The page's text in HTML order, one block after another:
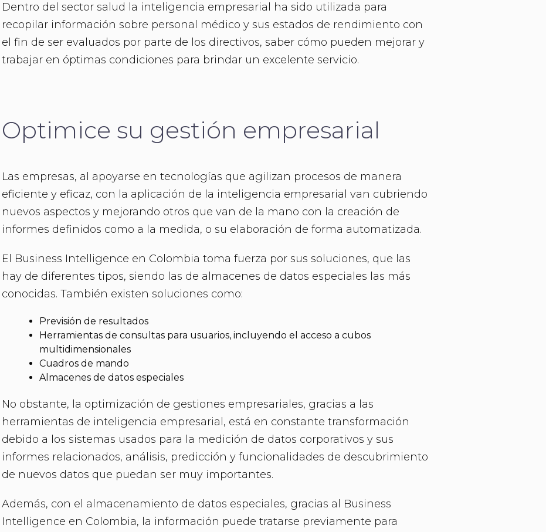
Dentro del sector salud la inteligencia empresarial ha sido utilizada para
recopilar información sobre personal médico y sus estados de rendimiento con
el fin de ser evaluados por parte de los directivos, saber cómo pueden mejorar y
trabajar en óptimas condiciones para brindar un excelente servicio.
Optimice su gestión empresarial
Las empresas, al apoyarse en tecnologías que agilizan procesos de manera
eficiente y eficaz, con la aplicación de la inteligencia empresarial van cubriendo
nuevos aspectos y mejorando otros que van de la mano con la creación de
informes definidos como a la medida, o su elaboración de forma automatizada.
El Business Intelligence en Colombia toma fuerza por sus soluciones, que las
hay de diferentes tipos, siendo las de almacenes de datos especiales las más
conocidas. También existen soluciones como:
Previsión de resultados
Herramientas de consultas para usuarios, incluyendo el acceso a cubos
multidimensionales
Cuadros de mando
Almacenes de datos especiales
No obstante, la optimización de gestiones empresariales, gracias a las
herramientas de inteligencia empresarial, está en constante transformación
debido a los sistemas usados para la medición de datos corporativos y sus
informes relacionados, análisis, predicción y funcionalidades de descubrimiento
de nuevos datos que puedan ser muy importantes.
Además, con el almacenamiento de datos especiales, gracias al Business
Intelligence en Colombia, la información puede tratarse previamente para